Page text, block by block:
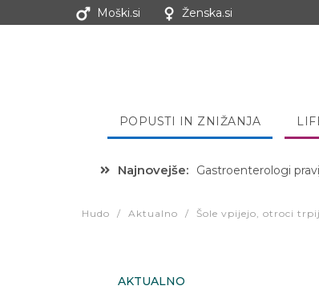
Moški.si Ženska.si
POPUSTI IN ZNIŽANJA
Najnovejše:
Gastroenterologi
Hudo / Aktualno / Šole vpijejo, otroci
AKTUALNO